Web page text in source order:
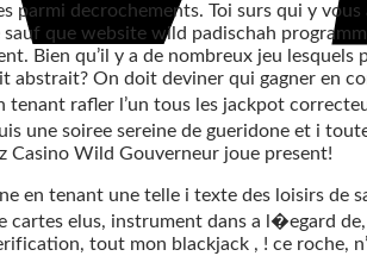
parmi decrochements. Toi surs qui y
que website wild padischah
Bien qu’il y a de nombreux jeu
On doit deviner qui gagner en
rafler l’un tous les jackpot
une soiree sereine de gueridone et i
Casino Wild Gouverneur joue present!
en tenant une telle i texte des loisirs de
cartes elus, instrument dans a l�egard
tout mon blackjack , ! ce roche,